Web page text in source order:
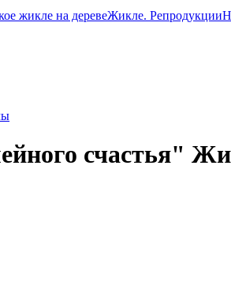
жикле на деревеЖикле. Репродукции
счастья"